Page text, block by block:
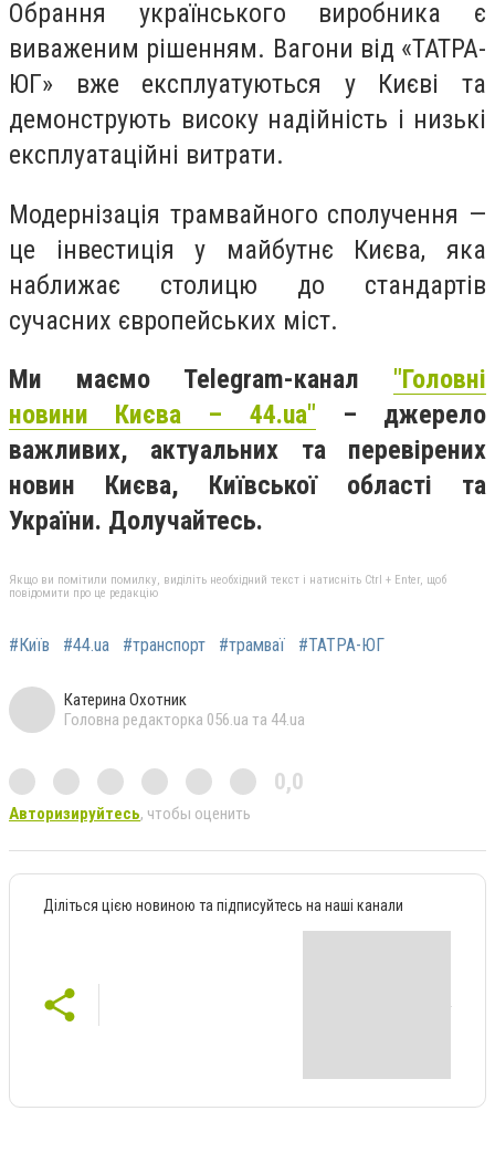
Обрання українського виробника є
виваженим рішенням. Вагони від «ТАТРА-
ЮГ» вже експлуатуються у Києві та
демонструють високу надійність і низькі
експлуатаційні витрати.
Модернізація трамвайного сполучення —
це інвестиція у майбутнє Києва, яка
наближає столицю до стандартів
сучасних європейських міст.
Ми маємо Telegram-канал "Головні
новини Києва – 44.ua" – джерело
важливих, актуальних та перевірених
новин Києва, Київської області та
України. Долучайтесь.
Якщо ви помітили помилку, виділіть необхідний текст і натисніть Ctrl + Enter, щоб
повідомити про це редакцію
#Київ #44.ua #транспорт #трамваї #ТАТРА-ЮГ
Катерина Охотник
Головна редакторка 056.ua та 44.ua
0,0
Авторизируйтесь, чтобы оценить
Діліться цією новиною та підписуйтесь на наші канали